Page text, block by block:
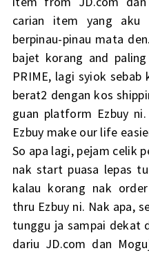
carian item yang
berpinau-pinau mata
bajet korang and
PRIME, lagi syiok
berat2 dengan kos
guan platform Ezbuy
Ezbuy make our life
So apa lagi, pejam celik
nak start puasa lepas
kalau korang nak
thru Ezbuy ni. Nak apa,
tunggu ja sampai dekat
dariu JD.com dan